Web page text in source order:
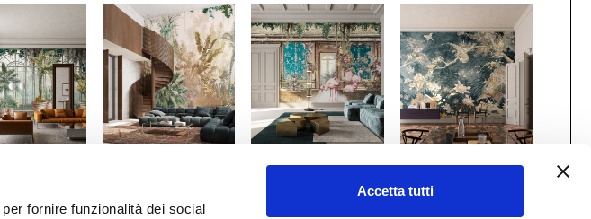
fornire funzionalità dei social
Accetta tutti
Bianco
Inkiostro Bianco
Gio Bressana x
Inkiostro Bianco